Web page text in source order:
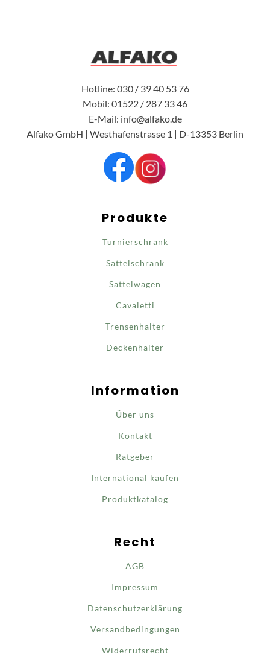
Hotline: 030 / 39 40 53 76
Mobil: 01522 / 287 33 46
E-Mail: info@alfako.de
Alfako GmbH | Westhafenstrasse 1 | D-13353 Berlin
Produkte
Turnierschrank
Sattelschrank
Sattelwagen
Cavaletti
Trensenhalter
Deckenhalter
Information
Über uns
Kontakt
Ratgeber
International kaufen
Produktkatalog
Recht
AGB
Impressum
Datenschutzerklärung
Versandbedingungen
Widerrufsrecht